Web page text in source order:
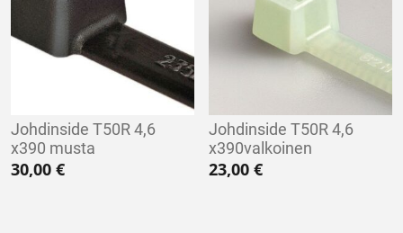
Johdinside T50R 4,6
x390 musta
30,00 €
Johdinside T50R 4,6
x390valkoinen
23,00€